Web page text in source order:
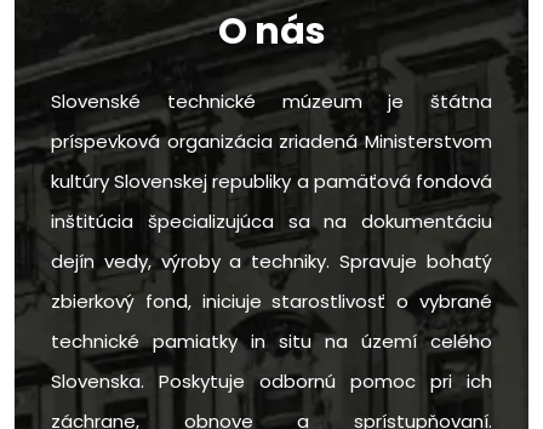
O nás
Slovenské technické múzeum je štátna
príspevková organizácia zriadená Ministerstvom
kultúry Slovenskej republiky a pamäťová fondová
inštitúcia špecializujúca sa na dokumentáciu
dejín vedy, výroby a techniky. Spravuje bohatý
zbierkový fond, iniciuje starostlivosť o vybrané
technické pamiatky in situ na území celého
Slovenska. Poskytuje odbornú pomoc pri ich
záchrane, obnove a sprístupňovaní.